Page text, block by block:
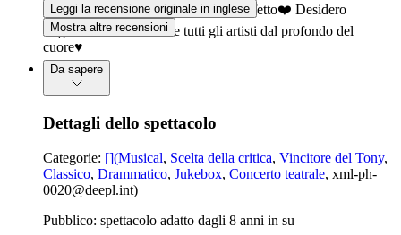
perdere! Lo consiglio vivamente! Perfetto❤️ Desidero
ringraziare sinceramente tutti gli artisti dal profondo del
cuore♥️
Leggi la recensione originale in inglese
Mostra altre recensioni
Da sapere
Dettagli dello spettacolo
Categorie: [](Musical, Scelta della critica, Vincitore del Tony,
Classico, Drammatico, Jukebox, Concerto teatrale, xml-ph-
0020@deepl.int)
Pubblico: spettacolo adatto dagli 8 anni in su